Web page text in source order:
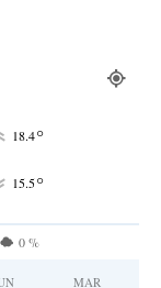
18.4°
15.5°
0 %
MAR